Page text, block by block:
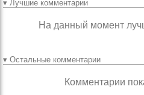
▾ Лучшие комментарии
На данный момент
▾ Остальные комментарии
Комментарии